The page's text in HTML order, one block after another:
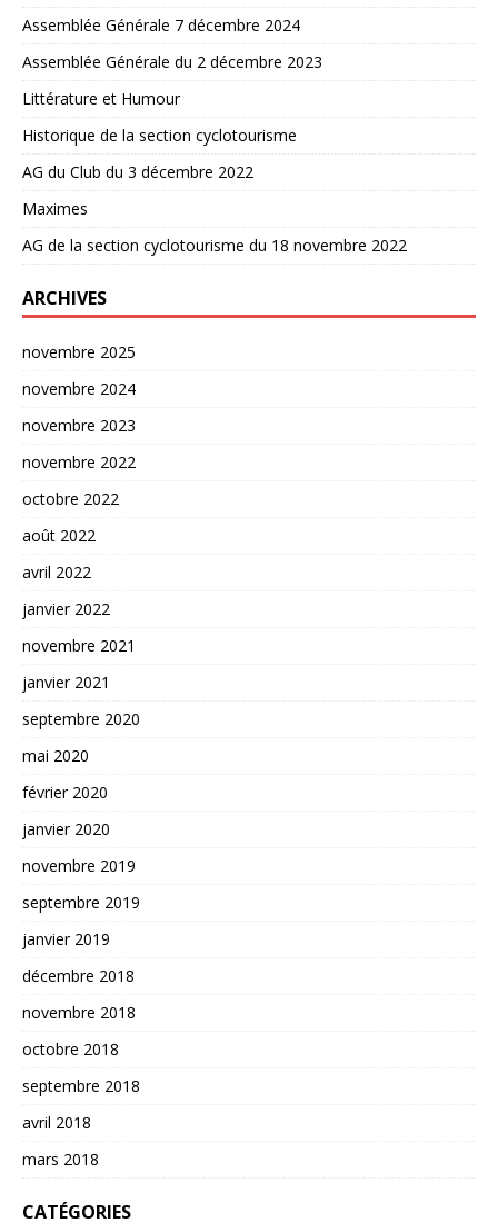
Assemblée Générale 7 décembre 2024
Assemblée Générale du 2 décembre 2023
Littérature et Humour
Historique de la section cyclotourisme
AG du Club du 3 décembre 2022
Maximes
AG de la section cyclotourisme du 18 novembre 2022
ARCHIVES
novembre 2025
novembre 2024
novembre 2023
novembre 2022
octobre 2022
août 2022
avril 2022
janvier 2022
novembre 2021
janvier 2021
septembre 2020
mai 2020
février 2020
janvier 2020
novembre 2019
septembre 2019
janvier 2019
décembre 2018
novembre 2018
octobre 2018
septembre 2018
avril 2018
mars 2018
CATÉGORIES